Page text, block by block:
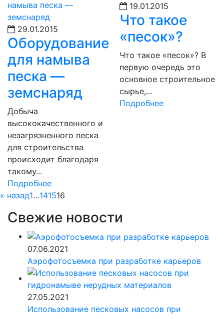
29.01.2015
Оборудование
для намыва
песка —
земснаряд
Добыча
высококачественного и
незагрязненного песка
для строительства
происходит благодаря
такому...
Подробнее
19.01.2015
Что такое
«песок»?
Что такое «песок»? В
первую очередь это
основное строительное
сырье,...
Подробнее
« назад1…141516
Свежие новости
07.06.2021
Аэрофотосъемка при разработке карьеров
27.05.2021
Использование песковых насосов при